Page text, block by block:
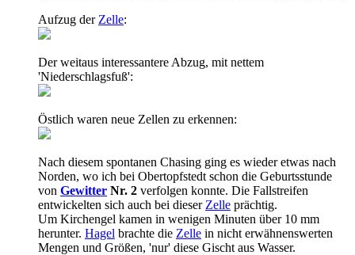
Aufzug der Zelle:
Der weitaus interessantere Abzug, mit nettem
'Niederschlagsfuß':
Östlich waren neue Zellen zu erkennen:
Nach diesem spontanen Chasing ging es wieder etwas nach
Norden, wo ich bei Obertopfstedt schon die Geburtsstunde
von Gewitter Nr. 2 verfolgen konnte. Die Fallstreifen
entwickelten sich auch bei dieser Zelle prächtig.
Um Kirchengel kamen in wenigen Minuten über 10 mm
herunter. Hagel brachte die Zelle in nicht erwähnenswerten
Mengen und Größen, 'nur' diese Gischt aus Wasser.